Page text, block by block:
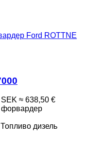
Ford ROTTNE
≈ 638,50 €
форвардер
Топливо дизель